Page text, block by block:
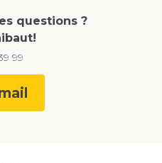
questions ?
99